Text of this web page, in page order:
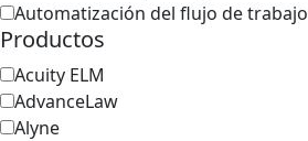
Automatización del flujo de trabajo
Productos
Acuity ELM
AdvanceLaw
Alyne